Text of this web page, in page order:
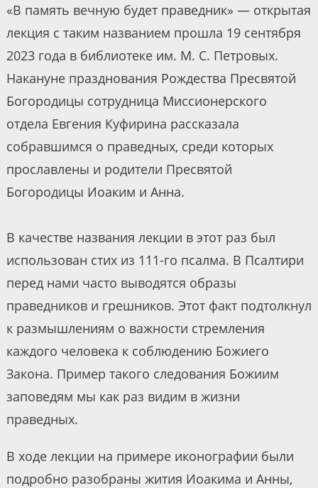
«В память вечную будет праведник» — открытая
лекция с таким названием прошла 19 сентября
2023 года в библиотеке им. М. С. Петровых.
Накануне празднования Рождества Пресвятой
Богородицы сотрудница Миссионерского
отдела Евгения Куфирина рассказала
собравшимся о праведных, среди которых
прославлены и родители Пресвятой
Богородицы Иоаким и Анна.
В качестве названия лекции в этот раз был
использован стих из 111-го псалма. В Псалтири
перед нами часто выводятся образы
праведников и грешников. Этот факт подтолкнул
к размышлениям о важности стремления
каждого человека к соблюдению Божиего
Закона. Пример такого следования Божиим
заповедям мы как раз видим в жизни
праведных.
В ходе лекции на примере иконографии были
подробно разобраны жития Иоакима и Анны,